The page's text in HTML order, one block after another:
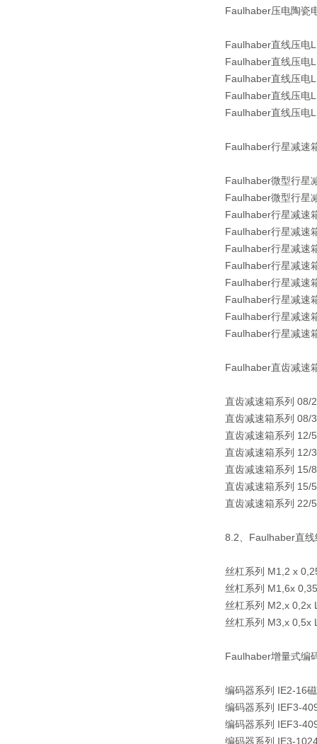
Faulhaber压电陶瓷
Faulhaber直线压电
Faulhaber直线压电
Faulhaber直线压电
Faulhaber直线压电
Faulhaber直线压电
Faulhaber行星减速
Faulhaber微型行星
Faulhaber微型行星
Faulhaber行星减速
Faulhaber行星减速
Faulhaber行星减速
Faulhaber行星减速
Faulhaber行星减速
Faulhaber行星减速
Faulhaber行星减速
Faulhaber行星减速
Faulhaber直齿减速
直齿减速箱系列 08/2
直齿减速箱系列 08/3
直齿减速箱系列 12/5
直齿减速箱系列 12/3
直齿减速箱系列 15/8
直齿减速箱系列 15/5
直齿减速箱系列 22/5
8.2、Faulhaber直
丝杠系列 M1,2 x
丝杠系列 M1,6x
丝杠系列 M2,x 0,2x
丝杠系列 M3,x 0,5x
Faulhaber增量式编
编码器系列 IE2-16
编码器系列 IEF3-
编码器系列 IEF3-
编码器系列 IE3-